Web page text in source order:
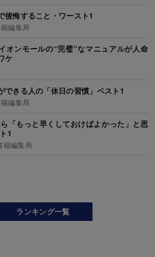
後悔すること・ワースト1
編集局
オンモールの“完璧”なマニュアルが人命
ケ
できる人の「休日の習慣」ベスト1
編集局
「もっと早くしておけばよかった」と思
1
籍編集局
ランキング一覧